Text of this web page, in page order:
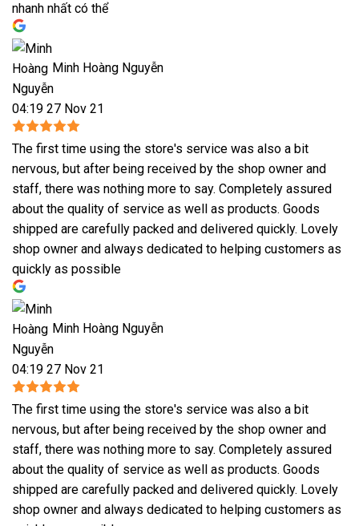
nhanh nhất có thể
Minh Hoàng Nguyễn
04:19 27 Nov 21
The first time using the store's service was also a bit
nervous, but after being received by the shop owner and
staff, there was nothing more to say. Completely assured
about the quality of service as well as products. Goods
shipped are carefully packed and delivered quickly. Lovely
shop owner and always dedicated to helping customers as
quickly as possible
Minh Hoàng Nguyễn
04:19 27 Nov 21
The first time using the store's service was also a bit
nervous, but after being received by the shop owner and
staff, there was nothing more to say. Completely assured
about the quality of service as well as products. Goods
shipped are carefully packed and delivered quickly. Lovely
shop owner and always dedicated to helping customers as